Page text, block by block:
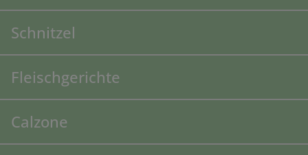
Schnitzel
Fleischgerichte
Calzone